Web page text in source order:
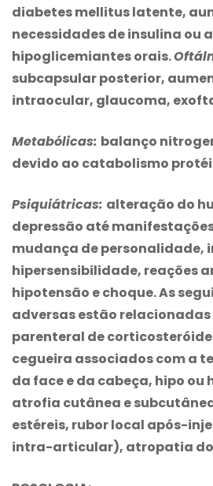
diabetes mellitus latente,
necessidades de insulina ou
hipoglicemiantes orais.
subcapsular posterior,
intraocular, glaucoma,
Metabólicas: balanço
devido ao catabolismo
Psiquiátricas: alteração do
depressão até
mudança de personalidade,
hipersensibilidade, reações
hipotensão e choque. As
adversas estão relacionadas
parenteral de
cegueira associados com a
da face e da cabeça, hipo
atrofia cutânea e
estéreis, rubor local após-
intra-articular), atropatia